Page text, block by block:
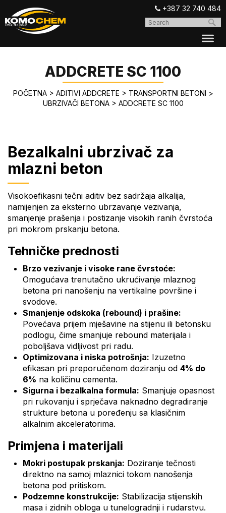
+387 32 740 484
ADDCRETE SC 1100
POČETNA> ADITIVI ADDCRETE > TRANSPORTNI BETONI >
UBRZIVAČI BETONA> ADDCRETE SC 1100
Bezalkalni ubrzivač za
mlazni beton
Visokoefikasni tečni aditiv bez sadržaja alkalija,
namijenjen za eksterno ubrzavanje vezivanja,
smanjenje prašenja i postizanje visokih ranih čvrstoća
pri mokrom prskanju betona.
Tehničke prednosti
Brzo vezivanje i visoke rane čvrstoće:
Omogućava trenutačno ukrućivanje mlaznog
betona pri nanošenju na vertikalne površine i
svodove.
Smanjenje odskoka (rebound) i prašine:
Povećava prijem mješavine na stijenu ili betonsku
podlogu, čime smanjuje rebound materijala i
poboljšava vidljivost pri radu.
Optimizovana i niska potrošnja: Izuzetno
efikasan pri preporučenom doziranju od 4% do
6% na količinu cementa.
Sigurna i bezalkalna formula: Smanjuje opasnost
pri rukovanju i sprječava naknadno degradiranje
strukture betona u poređenju sa klasičnim
alkalnim akceleratorima.
Primjena i materijali
Mokri postupak prskanja: Doziranje tečnosti
direktno na samoj mlaznici tokom nanošenja
betona pod pritiskom.
Podzemne konstrukcije: Stabilizacija stijenskih
masa i zidnih obloga u tunelogradnji i rudarstvu.